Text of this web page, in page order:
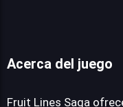
Acerca del juego
Fruit Lines Saga